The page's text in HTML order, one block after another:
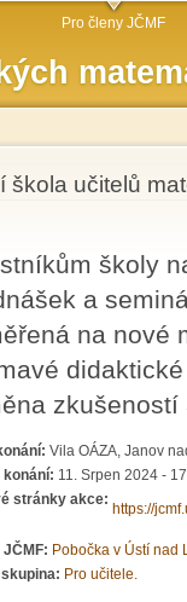
Pro členy JČMF
škola učitelů
školy
a
na nové
zkušeností
Vila OÁZA, Janov
konání: 11. Srpen 2024 -
stránky akce:
https://
Pobočka v Ústí nad
Pro učitele.